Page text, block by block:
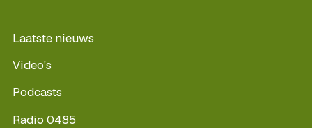
Laatste nieuws
Video's
Podcasts
Radio 0485